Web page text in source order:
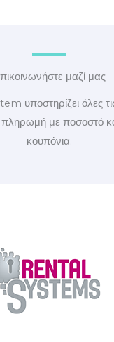
μαζί μας
υποστηρίζει όλες
με ποσοστό
κουπόνια.